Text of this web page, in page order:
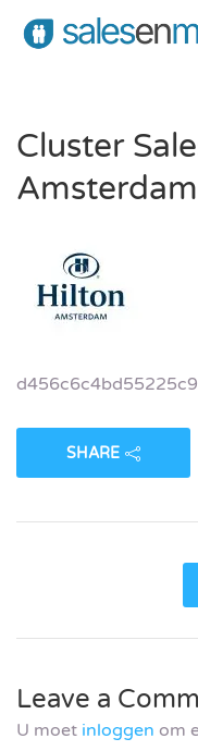
Cluster
SHARE
Leave a
U moet inloggen om